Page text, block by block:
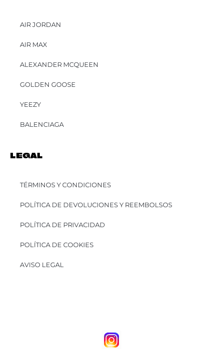
AIR JORDAN
AIR MAX
ALEXANDER MCQUEEN
GOLDEN GOOSE
YEEZY
BALENCIAGA
LEGAL
TÉRMINOS Y CONDICIONES
POLÍTICA DE DEVOLUCIONES Y REEMBOLSOS
POLÍTICA DE PRIVACIDAD
POLÍTICA DE COOKIES
AVISO LEGAL